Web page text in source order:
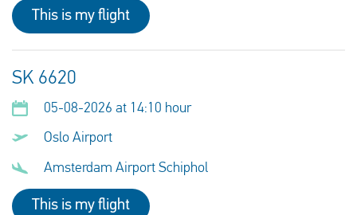
This is my flight
SK 6620
05-08-2026 at 14:10 hour
Oslo Airport
Amsterdam Airport Schiphol
This is my flight